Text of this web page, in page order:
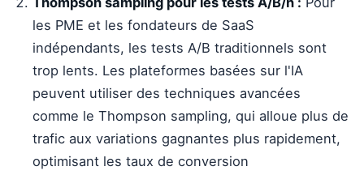
les PME et les fondateurs de SaaS
indépendants, les tests A/B traditionnels sont
trop lents. Les plateformes basées sur l'IA
peuvent utiliser des techniques avancées
comme le Thompson sampling, qui alloue plus de
trafic aux variations gagnantes plus rapidement,
optimisant les taux de conversion